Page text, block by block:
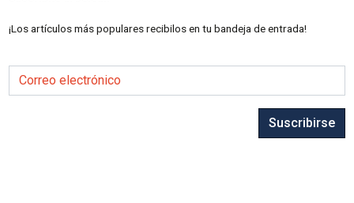
¡Los artículos más populares recibilos en tu bandeja de entrada!
Correo electrónico
Suscribirse